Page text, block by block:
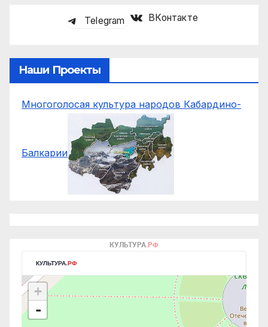
Telegram ВКонтакте
Наши Проекты
Многоголосая культура народов Кабардино-
Балкарии